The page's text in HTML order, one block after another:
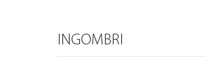
INGOMBRI